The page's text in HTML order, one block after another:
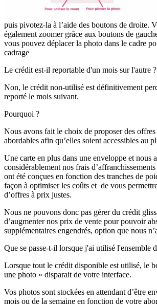
puis pivotez-la à l’aide des boutons de droite.
également zoomer grâce aux boutons de
vous pouvez déplacer la photo dans le cadre
cadrage
Le crédit est-il reportable d'un mois sur l'autre ?
Non, le crédit non-utilisé est définitivement
reporté le mois suivant.
Pourquoi ?
Nous avons fait le choix de proposer des offres
abordables afin qu’elles soient accessibles au
Une carte en plus dans une enveloppe et nous
considérablement nos frais
ont été conçues en fonction des tranches de
façon à optimiser les coûts et de vous
d’offres à prix justes.
Nous ne pouvons donc pas gérer du crédit
d’augmenter nos prix de vente pour pouvoir
supplémentaires engendrés, option que nous
Que se passe-t-il lorsque j'ai utilisé l'ensemble
Lorsque tout le crédit disponible est utilisé, le
une photo » disparait de votre interface.
Vos photos sont stockées en attendant d’être
mois ou de la semaine en fonction de votre